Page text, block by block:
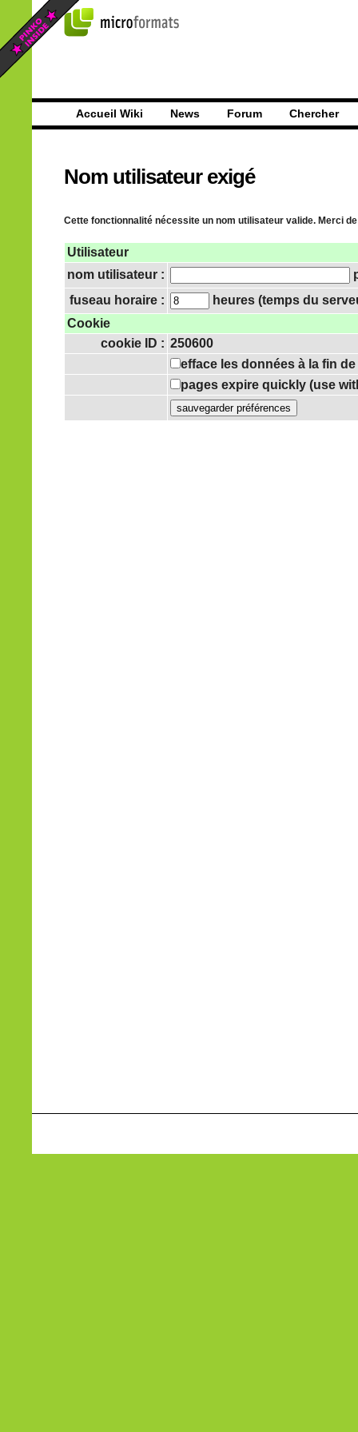
Accueil Wiki News Forum Chercher
Nom utilisateur exigé
Cette fonctionnalité nécessite un nom utilisateur valide. Merci
Utilisateur
nom utilisateur :
fuseau horaire :
heures (temps du
Cookie
cookie ID : 250600
efface les données à la fin
pages expire quickly (use